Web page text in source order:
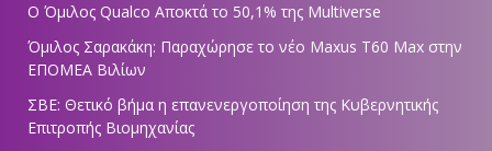
Ο Όμιλος Qualco Αποκτά το 50,1% της Multiverse
Όμιλος Σαρακάκη: Παραχώρησε το νέο Maxus T60 Max στην
ΕΠΟΜΕΑ Βιλίων
ΣΒΕ: Θετικό βήμα η επανενεργοποίηση της Κυβερνητικής
Επιτροπής Βιομηχανίας